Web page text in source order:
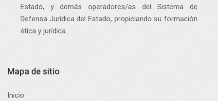
Estado, y demás operadores/as del Sistema de
Defensa Jurídica del Estado, propiciando su formación
ética y jurídica.
Mapa de sitio
Inicio